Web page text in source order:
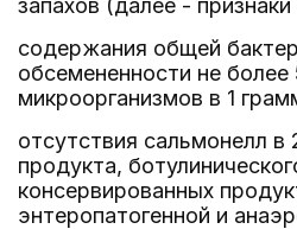
запахов (далее -
содержания общей
обсемененности не
микроорганизмов в 1
отсутствия сальмонелл в
продукта,
консервированных
энтеропатогенной и